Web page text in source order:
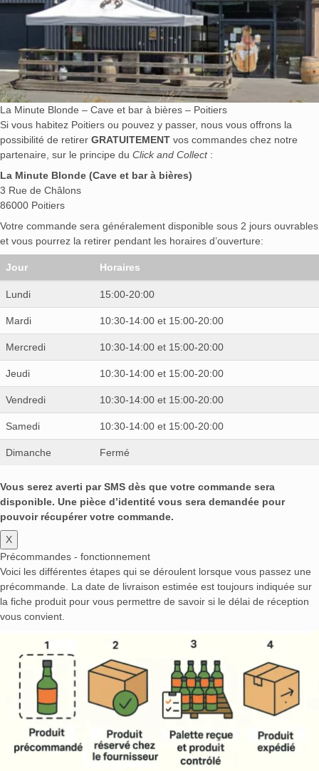
La Minute Blonde – Cave et bar à bières – Poitiers
Si vous habitez Poitiers ou pouvez y passer, nous vous offrons la
possibilité de retirer GRATUITEMENT vos commandes chez notre
partenaire, sur le principe du Click and Collect:
La Minute Blonde (Cave et bar à bières)
3 Rue de Châlons
86000 Poitiers
Votre commande sera généralement disponible sous 2 jours ouvrables
et vous pourrez la retirer pendant les horaires d’ouverture:
Jour Horaires
Lundi 15:00-20:00
Mardi 10:30-14:00 et 15:00-20:00
Mercredi 10:30-14:00 et 15:00-20:00
Jeudi 10:30-14:00 et 15:00-20:00
Vendredi 10:30-14:00 et 15:00-20:00
Samedi 10:30-14:00 et 15:00-20:00
Dimanche Fermé
Vous serez averti par SMS dès que votre commande sera
disponible. Une pièce d’identité vous sera demandée pour
pouvoir récupérer votre commande.
X
Précommandes - fonctionnement
Voici les différentes étapes qui se déroulent lorsque vous passez une
précommande. La date de livraison estimée est toujours indiquée sur
la fiche produit pour vous permettre de savoir si le délai de réception
vous convient.